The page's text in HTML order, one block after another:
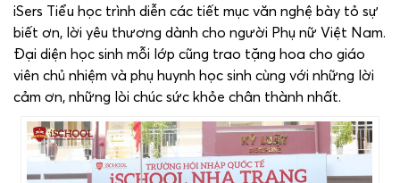
iSers Tiểu học trình diễn các tiết mục văn nghệ bày tỏ sự
biết ơn, lời yêu thương dành cho người Phụ nữ Việt Nam.
Đại diện học sinh mỗi lớp cũng trao tặng hoa cho giáo
viên chủ nhiệm và phụ huynh học sinh cùng với những lời
cảm ơn, những lòi chúc sức khỏe chân thành nhất.